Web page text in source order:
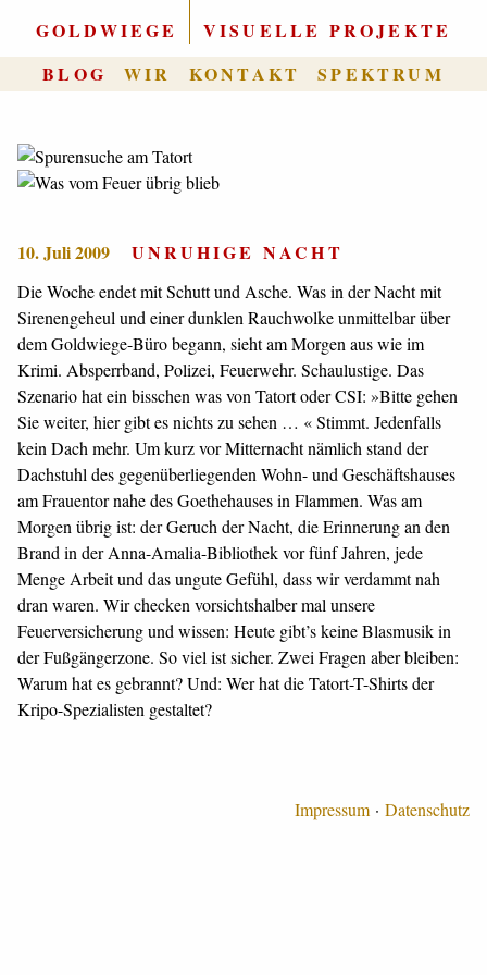
GOLDWIEGE
VISUELLE PROJEKTE
BLOG
WIR KONTAKT SPEKTRUM
10. Juli 2009 UNRUHIGE NACHT
Die Woche endet mit Schutt und Asche. Was in der Nacht mit
Sirenengeheul und einer dunklen Rauchwolke unmittelbar über
dem Goldwiege-Büro begann, sieht am Morgen aus wie im
Krimi. Absperrband, Polizei, Feuerwehr. Schaulustige. Das
Szenario hat ein bisschen was von Tatort oder CSI: »Bitte gehen
Sie weiter, hier gibt es nichts zu sehen … « Stimmt. Jedenfalls
kein Dach mehr. Um kurz vor Mitternacht nämlich stand der
Dachstuhl des gegenüberliegenden Wohn- und Geschäftshauses
am Frauentor nahe des Goethehauses in Flammen. Was am
Morgen übrig ist: der Geruch der Nacht, die Erinnerung an den
Brand in der Anna-Amalia-Bibliothek vor fünf Jahren, jede
Menge Arbeit und das ungute Gefühl, dass wir verdammt nah
dran waren. Wir checken vorsichtshalber mal unsere
Feuerversicherung und wissen: Heute gibt’s keine Blasmusik in
der Fußgängerzone. So viel ist sicher. Zwei Fragen aber bleiben:
Warum hat es gebrannt? Und: Wer hat die Tatort-T-Shirts der
Kripo-Spezialisten gestaltet?
Impressum Datenschutz